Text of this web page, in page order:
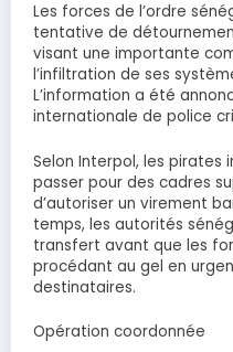
Les forces de l’ordre
tentative de
visant une importante
l’infiltration de ses
L’information a été
internationale de police
Selon Interpol, les
passer pour des cadres
d’autoriser un virement
temps, les autorités
transfert avant que les
procédant au gel en
destinataires.
Opération coordonnée